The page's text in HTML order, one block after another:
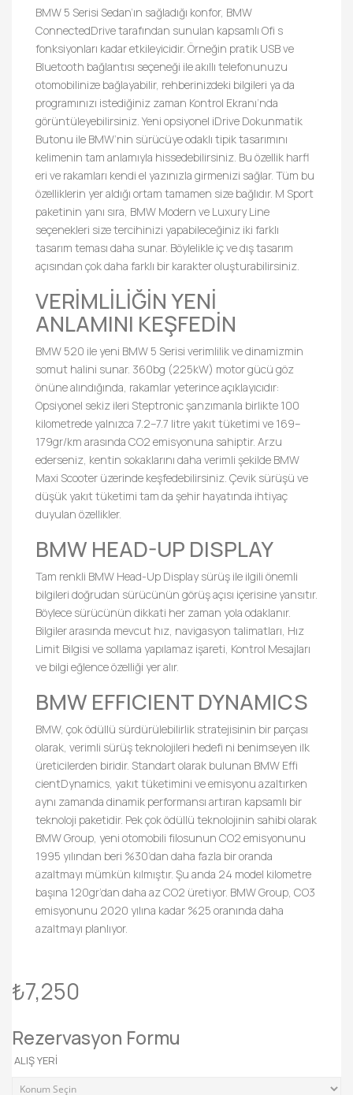
BMW 5 Serisi Sedan’ın sağladığı konfor, BMW
ConnectedDrive tarafından sunulan kapsamlı Ofi s
fonksiyonları kadar etkileyicidir. Örneğin pratik USB ve
Bluetooth bağlantısı seçeneği ile akıllı telefonunuzu
otomobilinize bağlayabilir, rehberinizdeki bilgileri ya da
programınızı istediğiniz zaman Kontrol Ekranı’nda
görüntüleyebilirsiniz. Yeni opsiyonel iDrive Dokunmatik
Butonu ile BMW’nin sürücüye odaklı tipik tasarımını
kelimenin tam anlamıyla hissedebilirsiniz. Bu özellik harfl
eri ve rakamları kendi el yazınızla girmenizi sağlar. Tüm bu
özelliklerin yer aldığı ortam tamamen size bağlıdır. M Sport
paketinin yanı sıra, BMW Modern ve Luxury Line
seçenekleri size tercihinizi yapabileceğiniz iki farklı
tasarım teması daha sunar. Böylelikle iç ve dış tasarım
açısından çok daha farklı bir karakter oluşturabilirsiniz.
VERİMLİLİĞİN YENİ
ANLAMINI KEŞFEDİN
BMW 520 ile yeni BMW 5 Serisi verimlilik ve dinamizmin
somut halini sunar. 360bg (225kW) motor gücü göz
önüne alındığında, rakamlar yeterince açıklayıcıdır:
Opsiyonel sekiz ileri Steptronic şanzımanla birlikte 100
kilometrede yalnızca 7.2–7.7 litre yakıt tüketimi ve 169–
179gr/km arasında CO2 emisyonuna sahiptir. Arzu
ederseniz, kentin sokaklarını daha verimli şekilde BMW
Maxi Scooter üzerinde keşfedebilirsiniz. Çevik sürüşü ve
düşük yakıt tüketimi tam da şehir hayatında ihtiyaç
duyulan özellikler.
BMW HEAD-UP DISPLAY
Tam renkli BMW Head-Up Display sürüş ile ilgili önemli
bilgileri doğrudan sürücünün görüş açısı içerisine yansıtır.
Böylece sürücünün dikkati her zaman yola odaklanır.
Bilgiler arasında mevcut hız, navigasyon talimatları, Hız
Limit Bilgisi ve sollama yapılamaz işareti, Kontrol Mesajları
ve bilgi eğlence özelliği yer alır.
BMW EFFICIENT DYNAMICS
BMW, çok ödüllü sürdürülebilirlik stratejisinin bir parçası
olarak, verimli sürüş teknolojileri hedefi ni benimseyen ilk
üreticilerden biridir. Standart olarak bulunan BMW Effi
cientDynamics, yakıt tüketimini ve emisyonu azaltırken
aynı zamanda dinamik performansı artıran kapsamlı bir
teknoloji paketidir. Pek çok ödüllü teknolojinin sahibi olarak
BMW Group, yeni otomobili filosunun CO2 emisyonunu
1995 yılından beri %30’dan daha fazla bir oranda
azaltmayı mümkün kılmıştır. Şu anda 24 model kilometre
başına 120gr’dan daha az CO2 üretiyor. BMW Group, CO3
emisyonunu 2020 yılına kadar %25 oranında daha
azaltmayı planlıyor.
₺7,250
Rezervasyon Formu
ALIŞ YERI